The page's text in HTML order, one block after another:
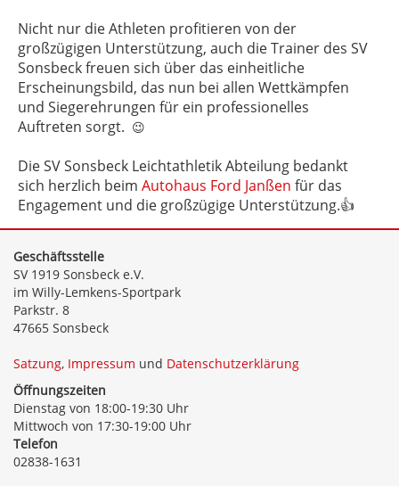
Nicht nur die Athleten profitieren von der
großzügigen Unterstützung, auch die Trainer des SV
Sonsbeck freuen sich über das einheitliche
Erscheinungsbild, das nun bei allen Wettkämpfen
und Siegerehrungen für ein professionelles
Auftreten sorgt. 😉
Die SV Sonsbeck Leichtathletik Abteilung bedankt
sich herzlich beim Autohaus Ford Janßen für das
Engagement und die großzügige Unterstützung.👍
Geschäftsstelle
SV 1919 Sonsbeck e.V.
im Willy-Lemkens-Sportpark
Parkstr. 8
47665 Sonsbeck
Satzung, Impressum und Datenschutzerklärung
Öffnungszeiten
Dienstag von 18:00-19:30 Uhr
Mittwoch von 17:30-19:00 Uhr
Telefon
02838-1631